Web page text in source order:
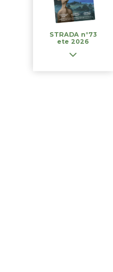
STRADA n°73
ete 2026